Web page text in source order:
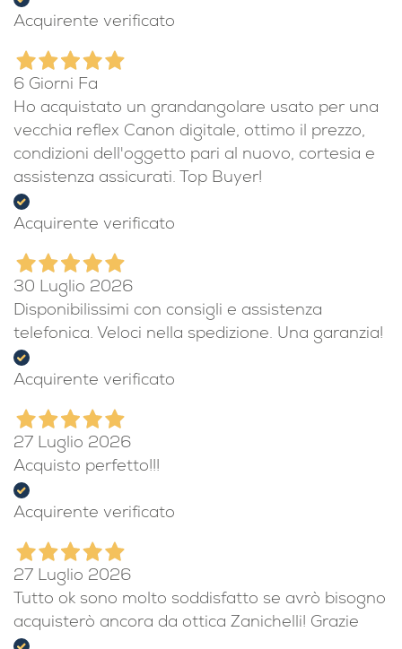
Acquirente verificato
6 Giorni Fa
Ho acquistato un grandangolare usato per una
vecchia reflex Canon digitale, ottimo il prezzo,
condizioni dell'oggetto pari al nuovo, cortesia e
assistenza assicurati. Top Buyer!
Acquirente verificato
30 Luglio 2026
Disponibilissimi con consigli e assistenza
telefonica. Veloci nella spedizione. Una garanzia!
Acquirente verificato
27 Luglio 2026
Acquisto perfetto!!!
Acquirente verificato
27 Luglio 2026
Tutto ok sono molto soddisfatto se avrò bisogno
acquisterò ancora da ottica Zanichelli! Grazie